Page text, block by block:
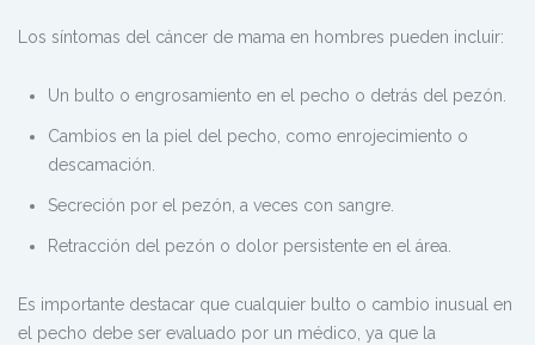
Los síntomas del cáncer de mama en hombres pueden incluir:
Un bulto o engrosamiento en el pecho o detrás del pezón.
Cambios en la piel del pecho, como enrojecimiento o
descamación.
Secreción por el pezón, a veces con sangre.
Retracción del pezón o dolor persistente en el área.
Es importante destacar que cualquier bulto o cambio inusual en
el pecho debe ser evaluado por un médico, ya que la